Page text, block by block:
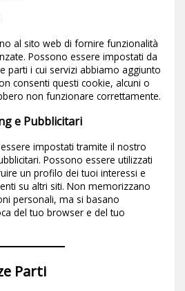
al sito web di fornire funzionalità
Possono essere impostati da
parti i cui servizi abbiamo aggiunto
consenti questi cookie, alcuni o
non funzionare correttamente.
e Pubblicitari
impostati tramite il nostro
Possono essere utilizzati
un profilo dei tuoi interessi e
su altri siti. Non memorizzano
personali, ma si basano
del tuo browser e del tuo
Parti